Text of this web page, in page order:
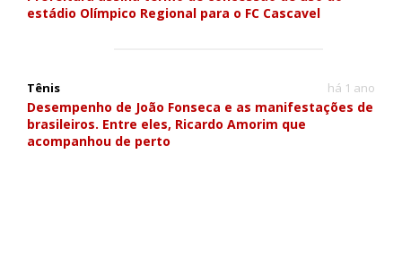
estádio Olímpico Regional para o FC Cascavel
Tênis há 1 ano
Desempenho de João Fonseca e as manifestações de
brasileiros. Entre eles, Ricardo Amorim que
acompanhou de perto